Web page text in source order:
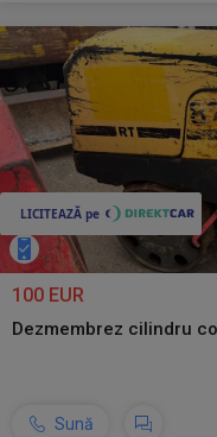
100 EUR
Dezmembrez cilindru
Sună